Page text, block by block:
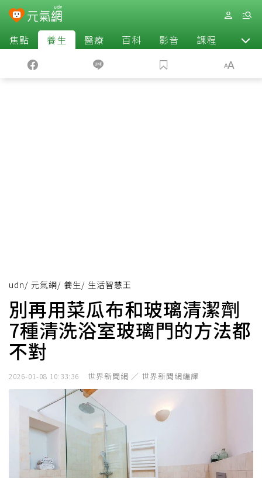
焦點 養生 醫療 百科 影音 課程 退休
udn/ 元氣網/ 養生/ 生活智慧王
別再用菜瓜布和玻璃清潔劑
7種清洗浴室玻璃門的方法都
不對
2026-01-08 10:33:36 世界新聞網 ／ 世界新聞網編譯